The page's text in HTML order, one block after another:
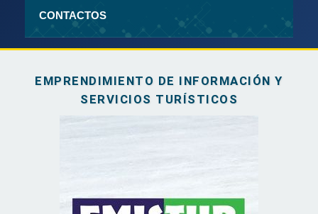
CONTACTOS
EMPRENDIMIENTO DE INFORMACIÓN Y
SERVICIOS TURÍSTICOS